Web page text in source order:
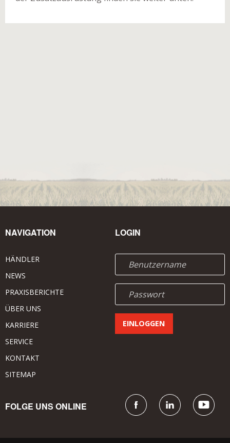
NAVIGATION
HÄNDLER
NEWS
PRAXISBERICHTE
ÜBER UNS
KARRIERE
SERVICE
KONTAKT
SITEMAP
LOGIN
FOLGE UNS ONLINE